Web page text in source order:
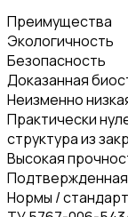
Преимущества
Экологичность
Безопасность
Доказанная
Неизменно
Практически
структура из
Высокая
Нормы /